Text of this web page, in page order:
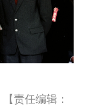
【责任编辑：